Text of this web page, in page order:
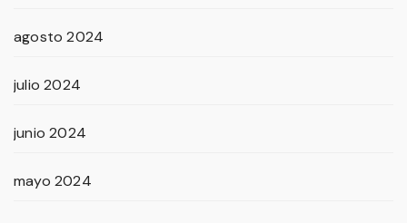
agosto 2024
julio 2024
junio 2024
mayo 2024